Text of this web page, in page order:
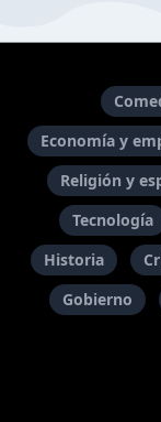
Economía y
Religión y
Tecnología
Historia
Gobierno